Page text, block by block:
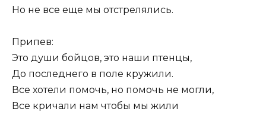
Но не все еще мы отстрелялись.
Припев:
Это души бойцов, это наши птенцы,
До последнего в поле кружили.
Все хотели помочь, но помочь не могли,
Все кричали нам чтобы мы жили